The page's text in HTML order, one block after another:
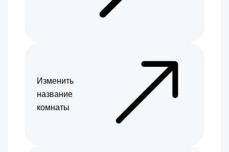
Изменить
название
комнаты